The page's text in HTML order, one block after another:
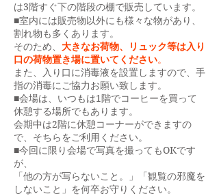
は3階すぐ下の階段の棚で販売しています。
■室内には販売物以外にも様々な物があり、
割れ物も多くあります。
そのため、 大きなお荷物、リュック等は入り
口の荷物置き場に置いてください。
また、入り口に消毒液を設置しますので、手
指の消毒にご協力お願い致します。
■会場は、いつもは1階でコーヒーを買って
休憩する場所でもあります。
会期中は2階に休憩コーナーができますの
で、そちらをご利用ください。
​■今回に限り会場で写真を撮ってもOKです
が、
「他の方が写らないこと。」「観覧の邪魔を
しないこと」を何卒お守りください。